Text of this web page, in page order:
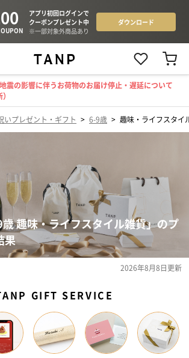
震の影響に伴うお荷物のお届け停止・遅延について
いプレゼント・ギフト > 6-9歳 > 趣味・ライフスタイ
歳 趣味・ライフスタイル雑貨」のプ
果
2026年8月8日更新
GIFT SERVICE